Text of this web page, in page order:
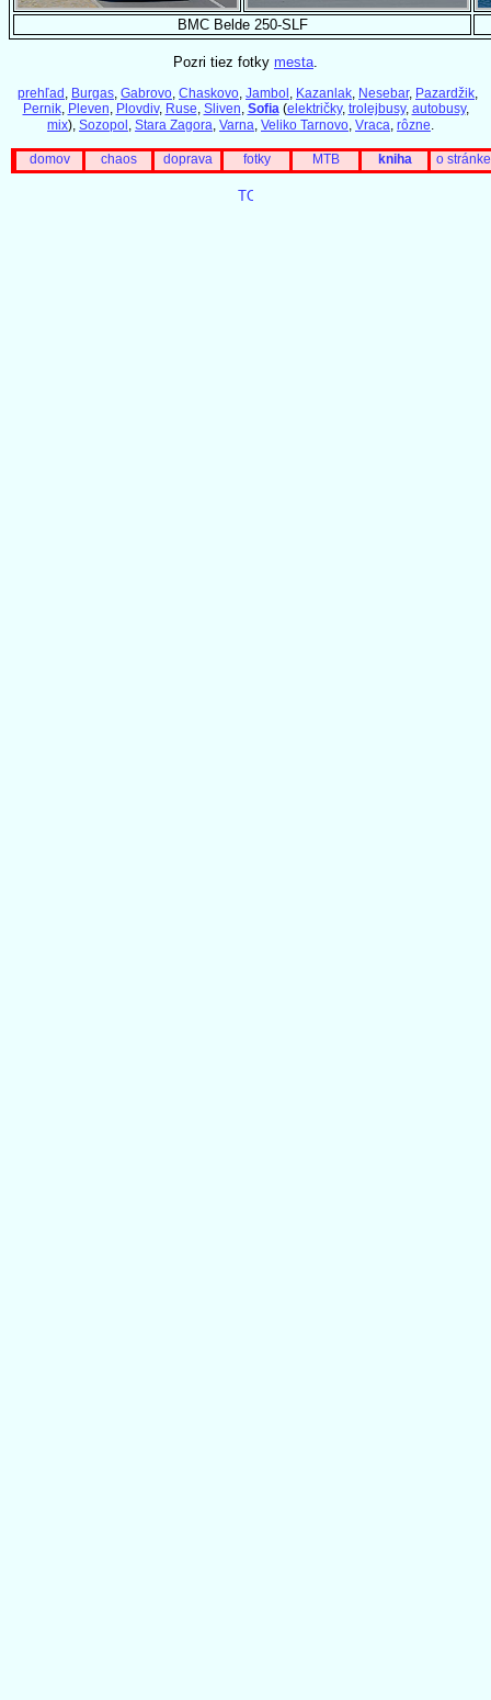
BMC Belde 250-SLF
Pozri tiez fotky mesta.
prehľad , Burgas, Gabrovo, Chaskovo, Jambol , Kazanlak, Nesebar, Pazardžik,
Pernik, Pleven, Plovdiv, Ruse, Sliven, Sofia(električky, trolejbusy, autobusy,
mix), Sozopol , Stara Zagora, Varna, Veliko Tarnovo, Vraca, rôzne.
domov chaos doprava fotky MTB kniha o stránke